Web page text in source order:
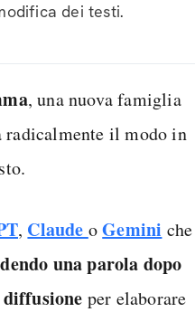
dei testi.
, una nuova famiglia
il modo in
, Claude oGemini che
una parola dopo
per elaborare